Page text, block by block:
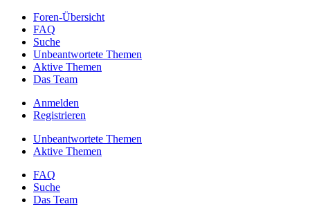
Foren-Übersicht
FAQ
Suche
Unbeantwortete Themen
Aktive Themen
Das Team
Anmelden
Registrieren
Unbeantwortete Themen
Aktive Themen
FAQ
Suche
Das Team